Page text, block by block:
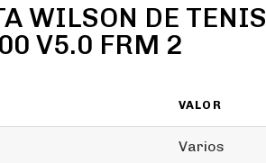
WILSON DE TENIS
V5.0 FRM 2
VALOR
Varios